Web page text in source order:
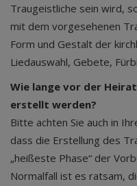
Traugeistliche sein wird,
mit dem vorgesehenen
Form und Gestalt der
Liedauswahl, Gebete,
Wie lange vor der
erstellt werden?
Bitte achten Sie auch in
dass die Erstellung des
„heißeste Phase“ der
Normalfall ist es ratsam,